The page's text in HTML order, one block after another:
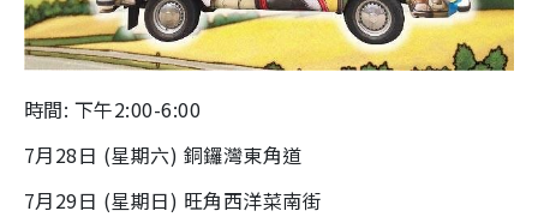
時間: 下午2:00-6:00
7月28日 (星期六) 銅鑼灣東角道
7月29日 (星期日) 旺角西洋菜南街